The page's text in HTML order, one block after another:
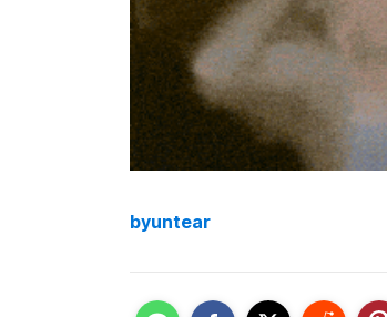
byuntear